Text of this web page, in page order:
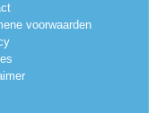
voorwaarden